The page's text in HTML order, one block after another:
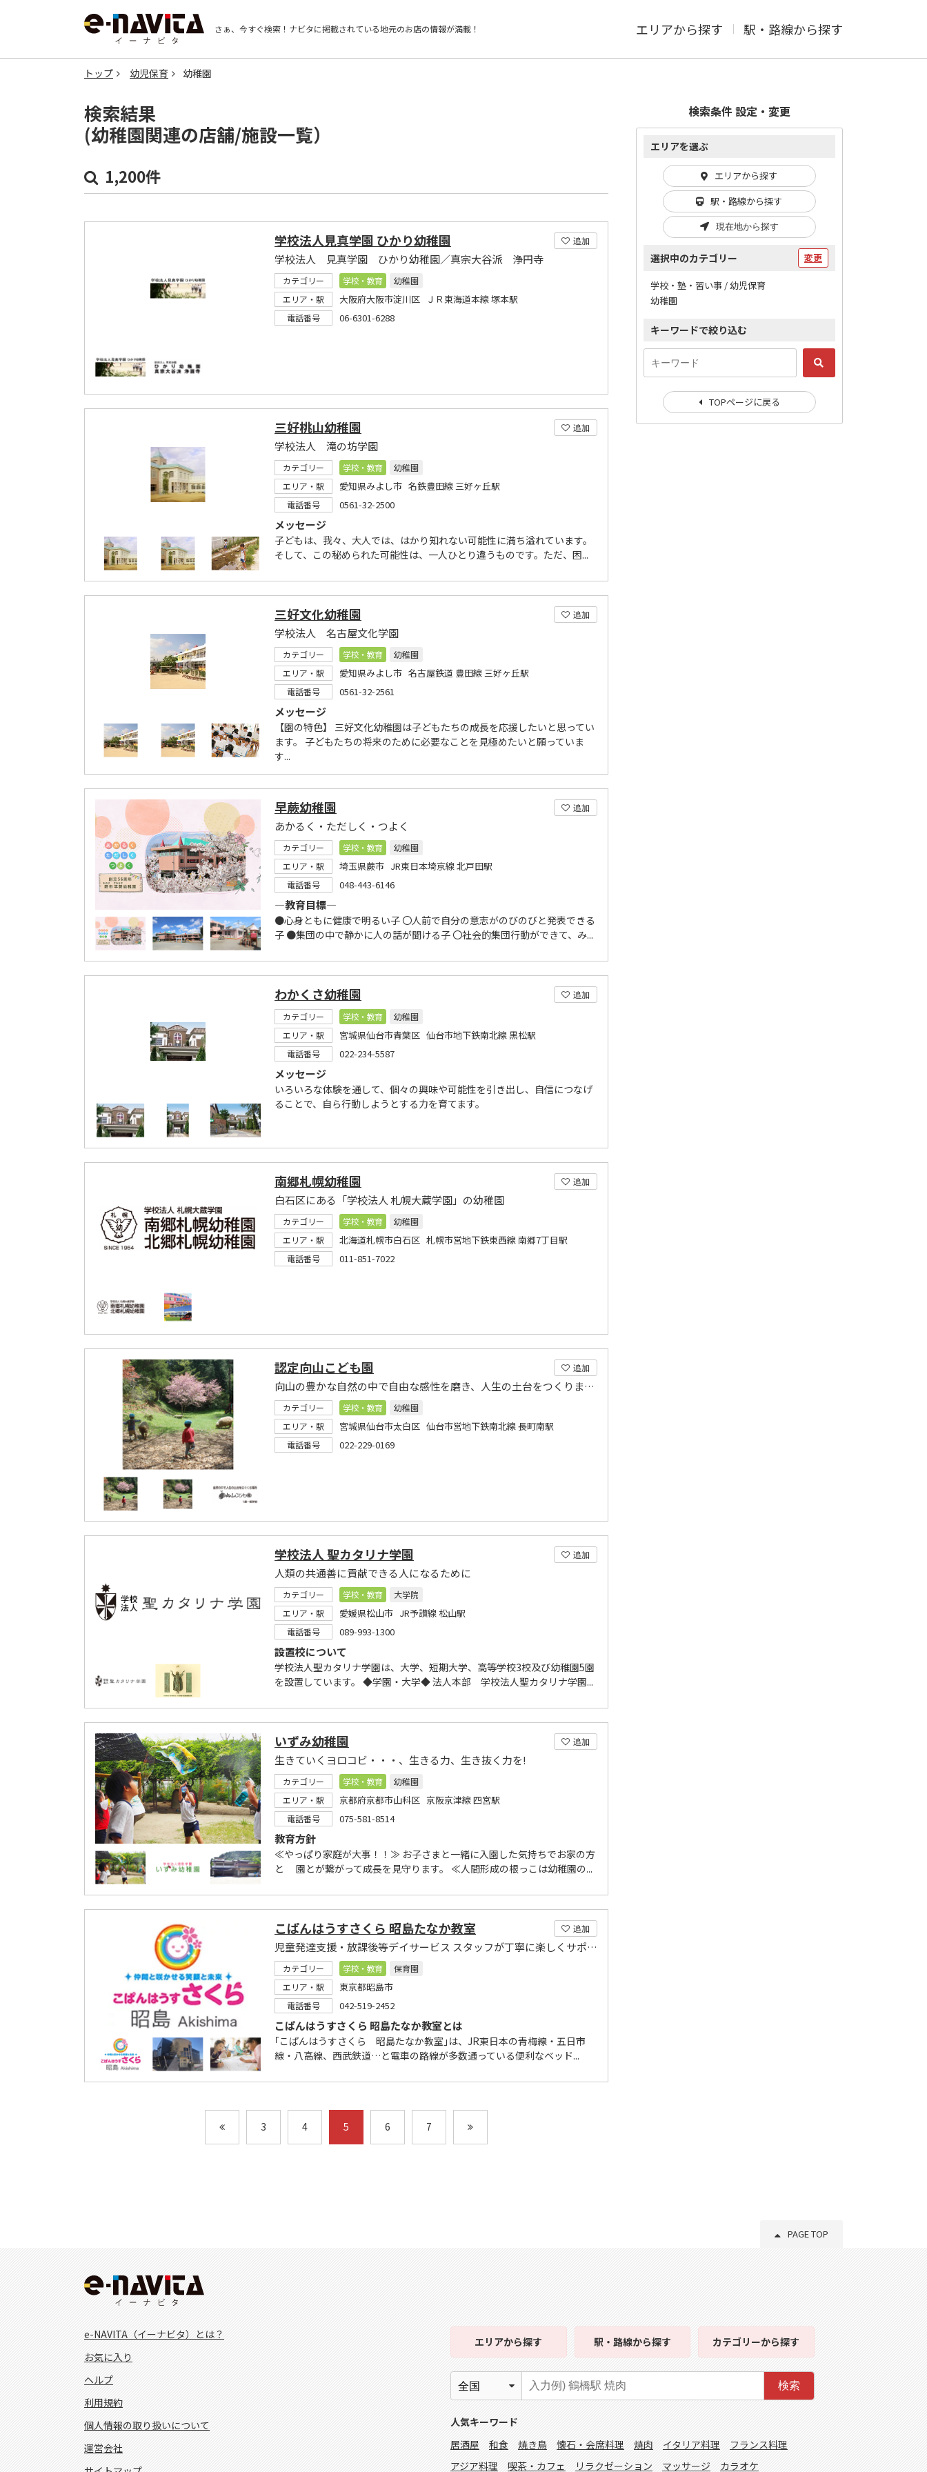
さぁ、今すぐ検索！ ナビタに掲載されている地元のお店の情報が満載！ エリアから探す 駅・路線から探す
トップ 幼児保育 幼稚園
検索結果
(幼稚園関連の店舗/施設一覧）
1,200件
追加
学校法人見真学園 ひかり幼稚園
学校法人 見真学園 ひかり幼稚園／真宗大谷派 浄円寺
カテゴリー 学校・教育
幼稚園
エリア・駅
大阪府大阪市淀川区 ＪＲ東海道本線 塚本駅
電話番号 06-6301-6288
追加
三好桃山幼稚園
学校法人 滝の坊学園
カテゴリー 学校・教育
幼稚園
エリア・駅
愛知県みよし市 名鉄豊田線 三好ヶ丘駅
電話番号 0561-32-2500
メッセージ
子どもは、我々、大人では、はかり知れない可能性に満ち溢れています。
そして、この秘められた可能性は、一人ひとり違うものです。ただ、困...
追加
三好文化幼稚園
学校法人 名古屋文化学園
カテゴリー 学校・教育
幼稚園
エリア・駅
愛知県みよし市 名古屋鉄道 豊田線 三好ヶ丘駅
電話番号 0561-32-2561
メッセージ
【園の特色】 三好文化幼稚園は子どもたちの成長を応援したいと思ってい
ます。 子どもたちの将来のために必要なことを見極めたいと願っていま
す...
追加
早蕨幼稚園
あかるく・ただしく・つよく
カテゴリー 学校・教育
幼稚園
エリア・駅
埼玉県蕨市 JR東日本埼京線 北戸田駅
電話番号 048-443-6146
―教育目標―
●心身ともに健康で明るい子 〇人前で自分の意志がのびのびと発表できる
子 ●集団の中で静かに人の話が聞ける子 〇社会的集団行動ができて、み...
追加
わかくさ幼稚園
カテゴリー 学校・教育
幼稚園
エリア・駅
宮城県仙台市青葉区 仙台市地下鉄南北線 黒松駅
電話番号 022-234-5587
メッセージ
いろいろな体験を通して、個々の興味や可能性を引き出し、自信につなげ
ることで、自ら行動しようとする力を育てます。
追加
南郷札幌幼稚園
白石区にある「学校法人 札幌大蔵学園」の幼稚園
カテゴリー 学校・教育
幼稚園
エリア・駅
北海道札幌市白石区 札幌市営地下鉄東西線 南郷7丁目駅
電話番号 011-851-7022
追加
認定向山こども園
向山の豊かな自然の中で自由な感性を磨き、人生の土台をつくりませんか
カテゴリー 学校・教育
幼稚園
エリア・駅
宮城県仙台市太白区 仙台市営地下鉄南北線 長町南駅
電話番号 022-229-0169
追加
学校法人 聖カタリナ学園
人類の共通善に貢献できる人になるために
カテゴリー 学校・教育
大学院
エリア・駅
愛媛県松山市 JR予讃線 松山駅
電話番号 089-993-1300
設置校について
学校法人聖カタリナ学園は、大学、短期大学、高等学校3校及び幼稚園5園
を設置しています。 ◆学園・大学◆ 法人本部 学校法人聖カタリナ学園...
追加
いずみ幼稚園
生きていくヨロコビ・・・、生きる力、生き抜く力を!
カテゴリー 学校・教育
幼稚園
エリア・駅
京都府京都市山科区 京阪京津線 四宮駅
電話番号 075-581-8514
教育方針
≪やっぱり家庭が大事！！≫ お子さまと一緒に入園した気持ちでお家の方
と 園とが繋がって成長を見守ります。 ≪人間形成の根っこは幼稚園の...
追加
こぱんはうすさくら 昭島たなか教室
児童発達支援・放課後等デイサービス スタッフが丁寧に楽しくサポート
カテゴリー 学校・教育
保育園
エリア・駅
東京都昭島市
電話番号 042-519-2452
こぱんはうすさくら 昭島たなか教室とは
｢こぱんはうすさくら 昭島たなか教室｣は、JR東日本の青梅線・五日市
線・八高線、西武鉄道…と電車の路線が多数通っている便利なベッド...
3 4 5 6 7
検索条件 設定・変更
エリアを選ぶ
エリアから探す
駅・路線から探す
現在地から探す
選択中のカテゴリー 変更
学校・塾・習い事 / 幼児保育
幼稚園
キーワードで絞り込む
TOPページに戻る
PAGE TOP
e-NAVITA（イーナビタ）とは？
お気に入り
ヘルプ
利用規約
個人情報の取り扱いについて
運営会社
エリアから探す 駅・路線から探す カテゴリーから探す
検索
人気キーワード
居酒屋
和食 焼き鳥 懐石・会席料理 焼肉 イタリア料理
フランス料理
アジア料理
喫茶・カフェ リラクゼーション マッサージ カラオケ